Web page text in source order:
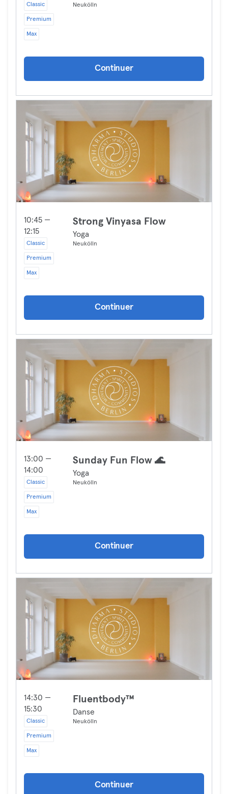
Classic
Premium
Max
Neukölln
Continuer
10:45 —
12:15
Classic
Premium
Max
Strong Vinyasa Flow
Yoga
Neukölln
Continuer
13:00 —
14:00
Classic
Premium
Max
Sunday Fun Flow 🌊
Yoga
Neukölln
Continuer
14:30 —
15:30
Classic
Premium
Max
Fluentbody™
Danse
Neukölln
Continuer